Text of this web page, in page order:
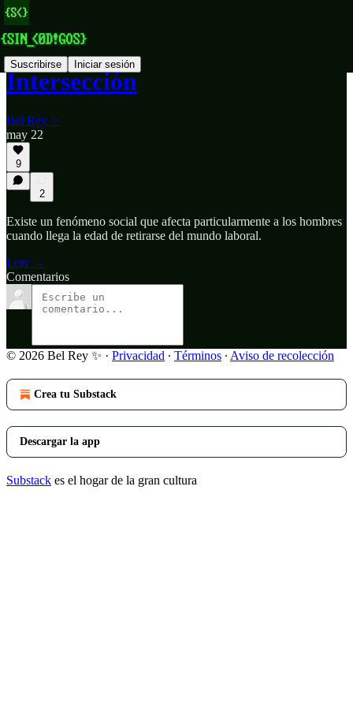
Suscribirse Iniciar sesión
Intersección
Bel Rey ✨
may 22
9
2
Existe un fenómeno social que afecta particularmente a los hombres
cuando llega la edad de retirarse del mundo laboral.
Leer →
Comentarios
© 2026 Bel Rey ✨ · Privacidad ∙ Términos ∙ Aviso de recolección
Crea tu Substack
Descargar la app
Substack es el hogar de la gran cultura